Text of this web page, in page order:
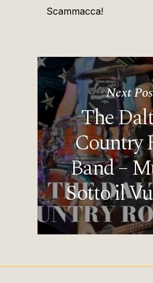
Scammacca!
Next
The
Country
Band –
Sotto il